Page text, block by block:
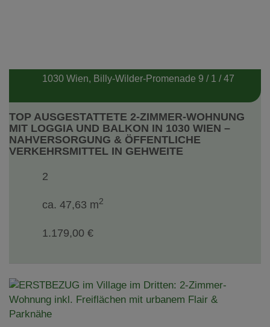
TOP AUSGESTATTETE 2-ZIMMER-WOHNUNG
MIT LOGGIA UND BALKON IN 1030 WIEN –
NAHVERSORGUNG & ÖFFENTLICHE
VERKEHRSMITTEL IN GEHWEITE
1030 Wien, Billy-Wilder-Promenade 9 / 1 / 47
2
ca. 47,63 m2
1.179,00 €